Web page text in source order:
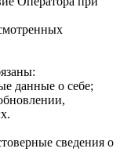
данные о себе;
сведения о